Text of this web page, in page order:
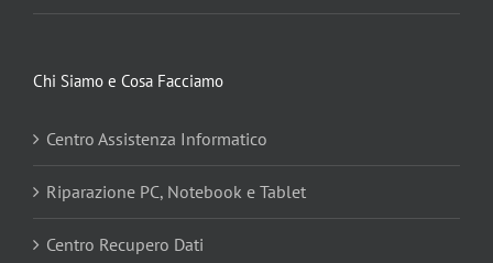
Chi Siamo e Cosa Facciamo
Centro Assistenza Informatico
Riparazione PC, Notebook e Tablet
Centro Recupero Dati